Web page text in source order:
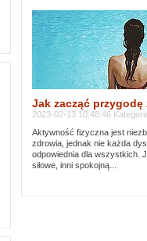
Jak zacząć przygodę
2023-02-13 10:48:46
Aktywność fizyczna jest
zdrowia, jednak nie każda
odpowiednia dla wszystkich.
siłowe, inni spokojną...